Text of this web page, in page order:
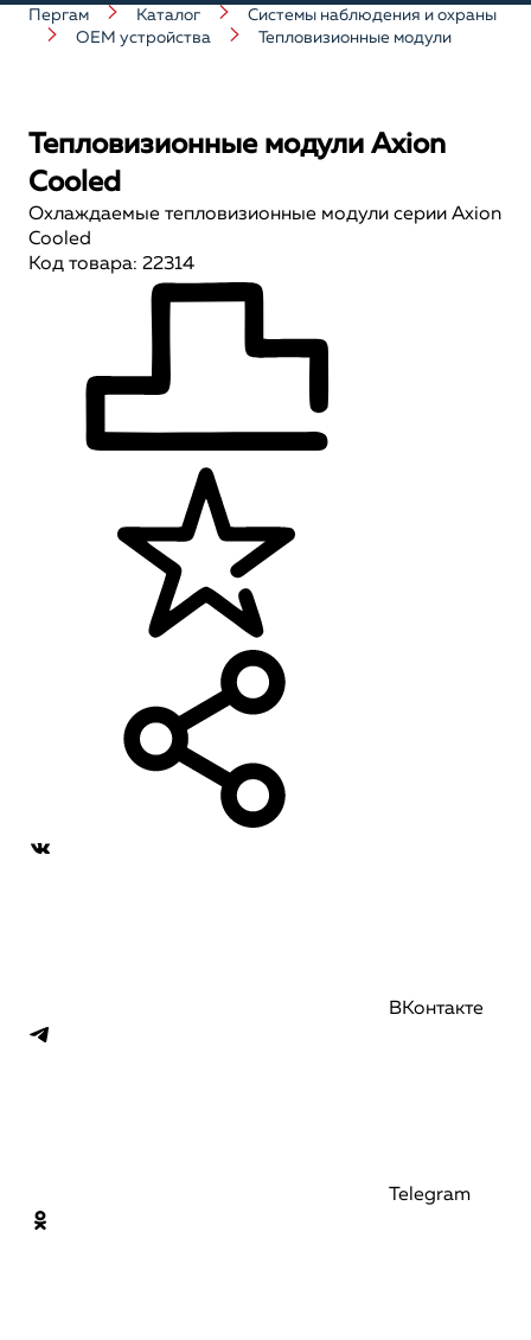
Пергам Каталог
Системы наблюдения и охраны
OEM устройства
Тепловизионные модули
Тепловизионные модули Axion
Сooled
Охлаждаемые тепловизионные модули серии Axion
Сooled
Код товара: 22314
ВКонтакте
Telegram